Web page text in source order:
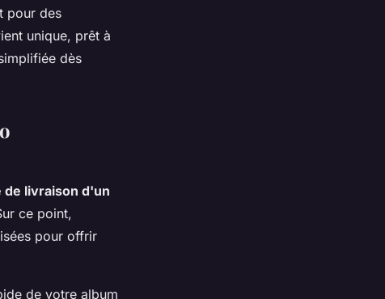
pour des
unique, prêt à
dès
de livraison d'un
ce point,
pour offrir
de votre album